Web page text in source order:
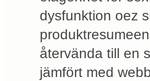
dysfunktion oez
återvända till en
jämfört med